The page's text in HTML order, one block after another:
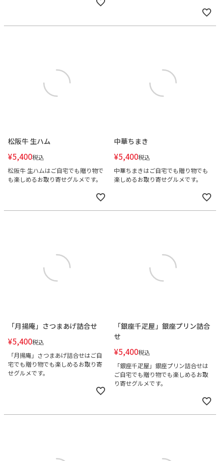
松阪牛 生ハム
¥5,400税込
松阪牛 生ハムはご自宅でも贈り物で
も楽しめるお取り寄せグルメです。
中華ちまき
¥5,400税込
中華ちまきはご自宅でも贈り物でも
楽しめるお取り寄せグルメです。
「月揚庵」さつまあげ詰合せ
¥5,400税込
「月揚庵」さつまあげ詰合せはご自
宅でも贈り物でも楽しめるお取り寄
せグルメです。
「銀座千疋屋」銀座プリン詰合
せ
¥5,400税込
「銀座千疋屋」銀座プリン詰合せは
ご自宅でも贈り物でも楽しめるお取
り寄せグルメです。